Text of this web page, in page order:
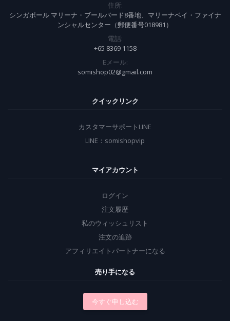
住所:
シンガポール マリーナ・ブールバード8番地、マリーナベイ・ファイナ
ンシャルセンター（郵便番号018981）
電話:
+65 8369 1158
Eメール:
somishop02@gmail.com
クイックリンク
カスタマーサポートLINE
LINE：somishopvip
マイアカウント
ログイン
注文履歴
私のウィッシュリスト
注文の追跡
アフィリエイトパートナーになる
売り手になる
今すぐ申し込む